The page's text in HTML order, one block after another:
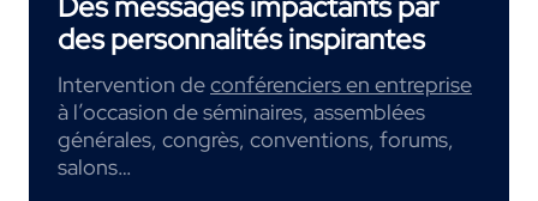
des personnalités inspirantes
Intervention deconférenciers en entreprise
à l’occasion de séminaires, assemblées
générales, congrès, conventions, forums,
salons…